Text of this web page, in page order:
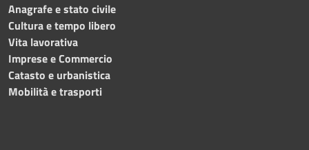
Anagrafe e stato civile
Cultura e tempo libero
Vita lavorativa
Imprese e Commercio
Catasto e urbanistica
Mobilità e trasporti